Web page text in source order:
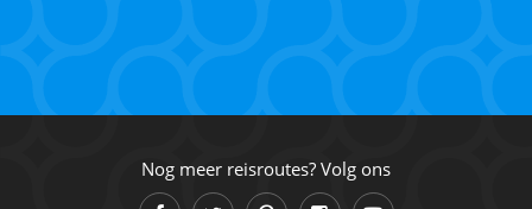
Nog meer reisroutes? Volg ons